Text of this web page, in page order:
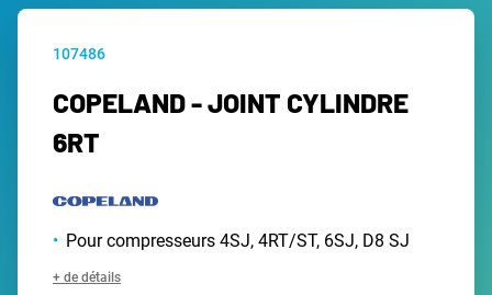
107486
COPELAND - JOINT CYLINDRE
6RT
Pour compresseurs 4SJ, 4RT/ST, 6SJ, D8 SJ
+ de détails